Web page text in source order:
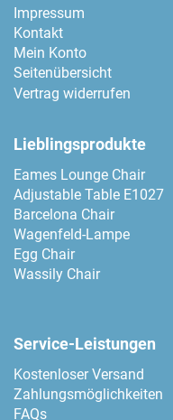
Impressum
Kontakt
Mein Konto
Seitenübersicht
Vertrag widerrufen
Lieblingsprodukte
Eames Lounge Chair
Adjustable Table E1027
Barcelona Chair
Wagenfeld-Lampe
Egg Chair
Wassily Chair
Service-Leistungen
Kostenloser Versand
Zahlungsmöglichkeiten
FAQs